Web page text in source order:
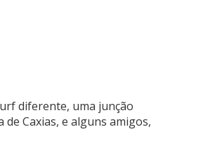
diferente, uma junção
Caxias, e alguns amigos,